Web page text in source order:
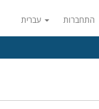
התחברות